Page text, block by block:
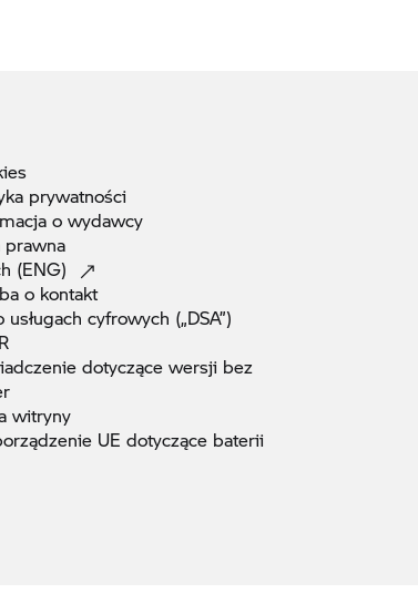
prywatności
o wydawcy
prawna
(ENG)
o kontakt
usługach cyfrowych („DSA”)
dotyczące wersji bez
witryny
UE dotyczące baterii